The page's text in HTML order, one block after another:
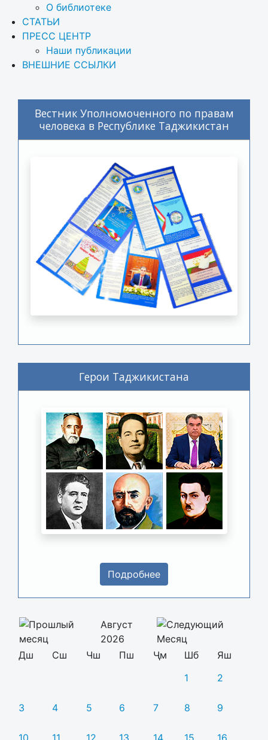
О библиотеке
СТАТЬИ
ПРЕСС ЦЕНТР
Наши публикации
ВНЕШНИЕ ССЫЛКИ
Вестник Уполномоченного по правам
человека в Республике Таджикистан
Герои Таджикистана
Подробнее
Август
2026
Дш
Сш Чш Пш Ҷм Шб
Яш
1
2
3 4 5 6 7 8 9